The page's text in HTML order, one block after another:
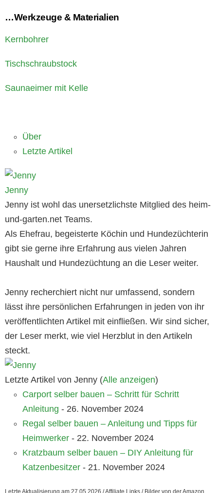
…Werkzeuge & Materialien
Kernbohrer
Tischschraubstock
Saunaeimer mit Kelle
Über
Letzte Artikel
Jenny
Jenny ist wohl das unersetzlichste Mitglied des heim-
und-garten.net Teams.
Als Ehefrau, begeisterte Köchin und Hundezüchterin
gibt sie gerne ihre Erfahrung aus vielen Jahren
Haushalt und Hundezüchtung an die Leser weiter.
Jenny recherchiert nicht nur umfassend, sondern
lässt ihre persönlichen Erfahrungen in jeden von ihr
veröffentlichten Artikel mit einfließen. Wir sind sicher,
der Leser merkt, wie viel Herzblut in den Artikeln
steckt.
Letzte Artikel von Jenny (Alle anzeigen)
Carport selber bauen – Schritt für Schritt
Anleitung - 26. November 2024
Regal selber bauen – Anleitung und Tipps für
Heimwerker - 22. November 2024
Kratzbaum selber bauen – DIY Anleitung für
Katzenbesitzer - 21. November 2024